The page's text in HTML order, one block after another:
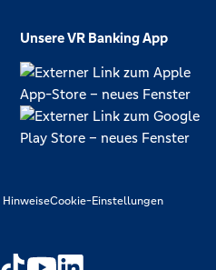
Unsere VR Banking App
HinweiseCookie-Einstellungen
https://www.youtube.com/
https://